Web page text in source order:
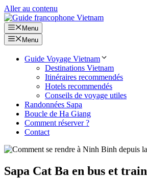
Aller au contenu
Menu
Menu
Guide Voyage Vietnam
Destinations Vietnam
Itinéraires recommendés
Hotels recommendés
Conseils de voyage utiles
Randonnées Sapa
Boucle de Ha Giang
Comment réserver ?
Contact
Sapa Cat Ba en bus et train